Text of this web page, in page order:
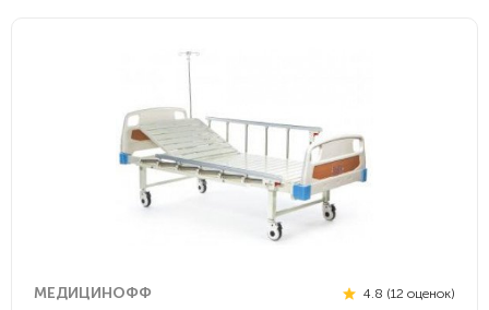
МЕДИЦИНОФФ 4.8 (12 оценок)